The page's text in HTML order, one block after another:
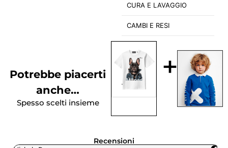
CURA E LAVAGGIO
CAMBI E RESI
Potrebbe piacerti
anche…
Spesso scelti insieme
+
Recensioni